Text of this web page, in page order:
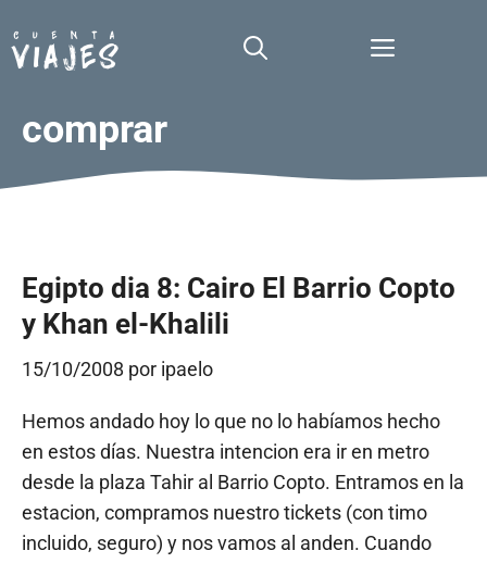
al
contenido
Menú
comprar
Egipto dia 8: Cairo El Barrio Copto
y Khan el-Khalili
15/10/2008 por ipaelo
Hemos andado hoy lo que no lo habíamos hecho
en estos días. Nuestra intencion era ir en metro
desde la plaza Tahir al Barrio Copto. Entramos en la
estacion, compramos nuestro tickets (con timo
incluido, seguro) y nos vamos al anden. Cuando